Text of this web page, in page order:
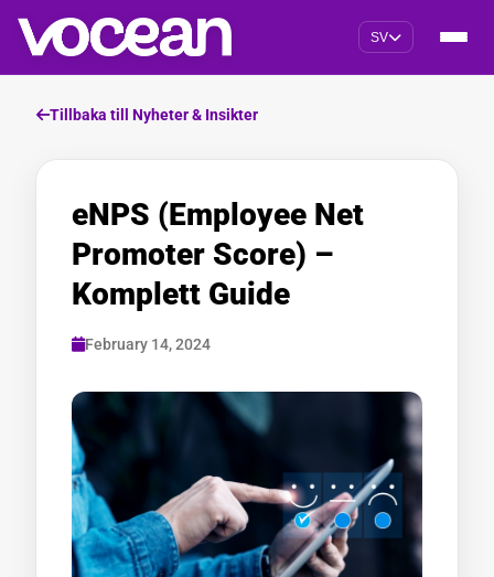
SV
Tillbaka till Nyheter & Insikter
eNPS (Employee Net
Promoter Score) –
Komplett Guide
February 14, 2024